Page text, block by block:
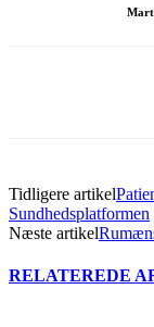
Tidligere artikel
Sundhedsplatformen
Næste artikel
RELATEREDE